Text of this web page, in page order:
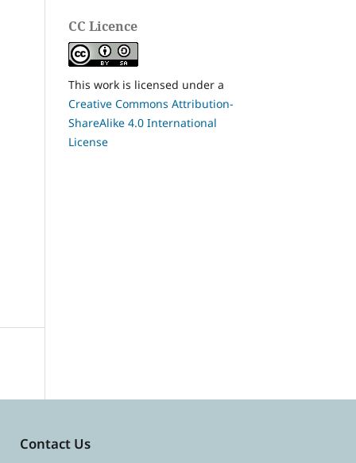
CC Licence
This work is licensed under a
Creative Commons Attribution-
ShareAlike 4.0 International
License
Contact Us